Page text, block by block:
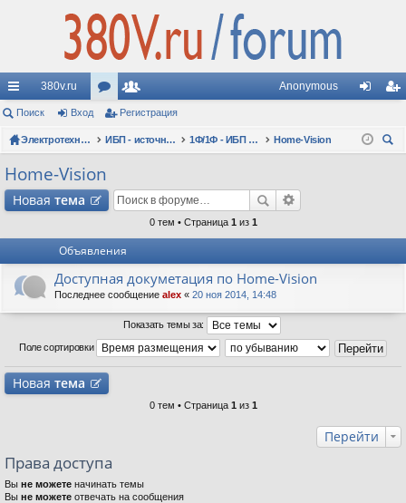
с
ы
лк
380v.ru
ор
ум
ол
ьз
ат
и
Anonymous
д ис
Поиск Вход Регистрация
Электротехнические форумы ИБП - источники бесперебойного питания 1Ф/1Ф - ИБП N-POWER - однофазные 1-10 кВА - вопросы по моделям
Home-Vision
Home-Vision
Новая тема
0 тем • Страница 1 из 1
Объявления
Доступная докуметация по Home-Vision
Последнее сообщение alex « 20 ноя 2014, 14:48
Показать темы за:
Поле сортировки
Новая тема
0 тем • Страница 1 из 1
Перейти
Права доступа
Вы не можете начинать темы
Вы не можете отвечать на сообщения